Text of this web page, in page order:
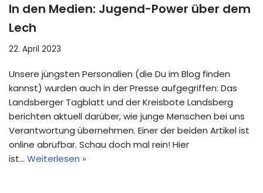
In den Medien: Jugend-Power über dem
Lech
22. April 2023
Unsere jüngsten Personalien (die Du im Blog finden
kannst) wurden auch in der Presse aufgegriffen: Das
Landsberger Tagblatt und der Kreisbote Landsberg
berichten aktuell darüber, wie junge Menschen bei uns
Verantwortung übernehmen. Einer der beiden Artikel ist
online abrufbar. Schau doch mal rein! Hier
ist… Weiterlesen »